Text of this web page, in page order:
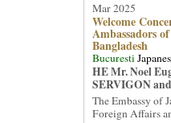
Mar 2025
Welcome
Ambassadors
Bangladesh
Bucuresti
HE Mr. Noel
SERVIGON
The Embassy of
Foreign Affairs